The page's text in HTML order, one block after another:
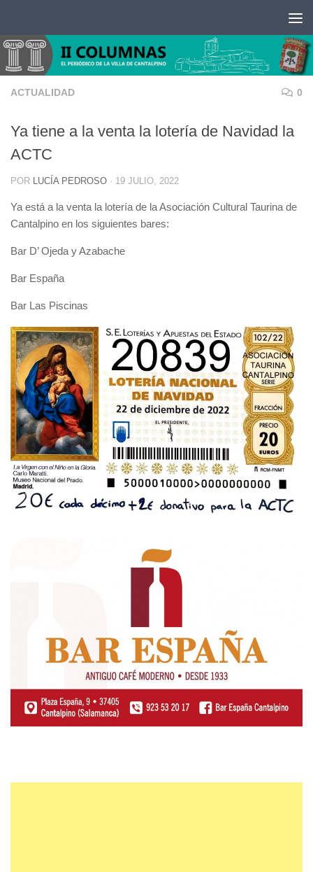
ACTUALIDAD 0
Ya tiene a la venta la lotería de Navidad la
ACTC
POR LUCÍA PEDROSO · 19 JULIO, 2022
Ya está a la venta la lotería de la Asociación Cultural Taurina de
Cantalpino en los siguientes bares:
Bar D’ Ojeda y Azabache
Bar España
Bar Las Piscinas